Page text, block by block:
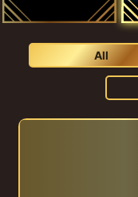
All